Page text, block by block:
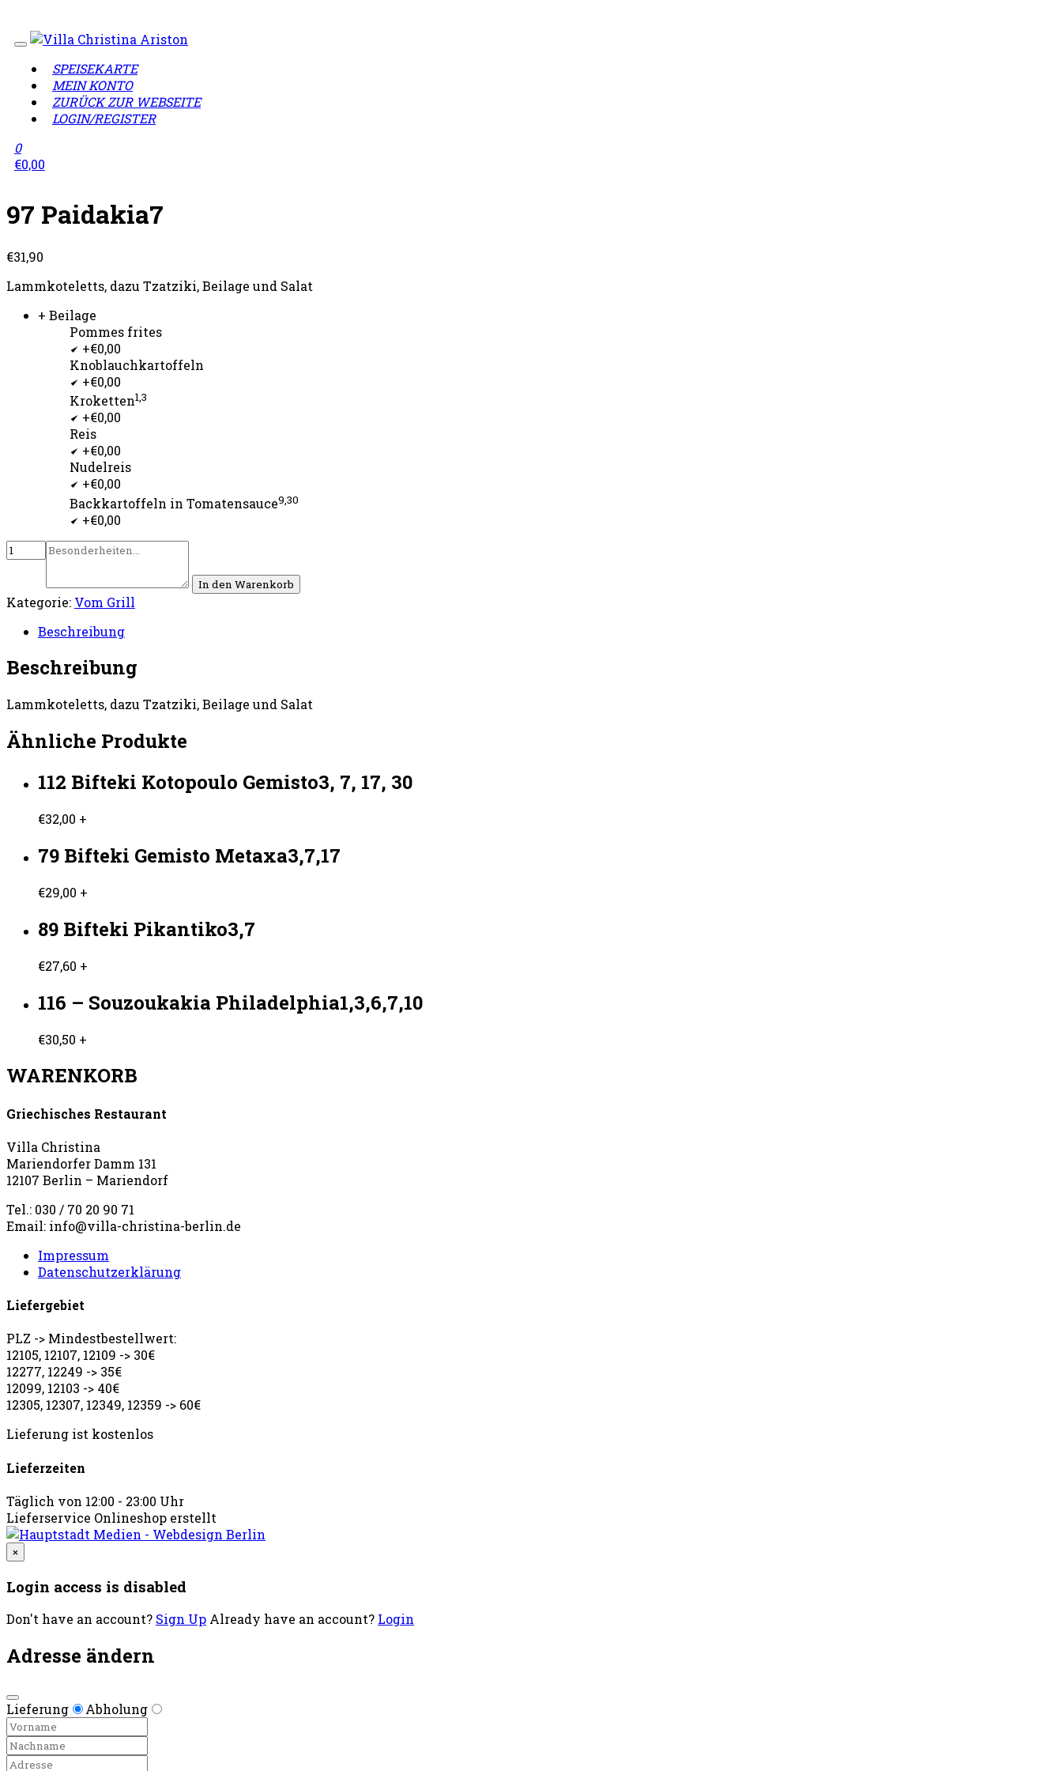
SPEISEKARTE
MEIN KONTO
ZURÜCK ZUR WEBSEITE
LOGIN/REGISTER
0
€0,00
97 Paidakia7
€31,90
Lammkoteletts, dazu Tzatziki, Beilage und Salat
+ Beilage
Pommes frites
+€0,00
Knoblauchkartoffeln
+€0,00
Kroketten1,3
+€0,00
Reis
+€0,00
Nudelreis
+€0,00
Backkartoffeln in Tomatensauce9,30
+€0,00
In den Warenkorb
Kategorie: Vom Grill
Beschreibung
Beschreibung
Lammkoteletts, dazu Tzatziki, Beilage und Salat
Ähnliche Produkte
112 Bifteki Kotopoulo Gemisto3, 7, 17, 30
€32,00 +
79 Bifteki Gemisto Metaxa3,7,17
€29,00 +
89 Bifteki Pikantiko3,7
€27,60 +
116 – Souzoukakia Philadelphia1,3,6,7,10
€30,50 +
WARENKORB
Griechisches Restaurant
Villa Christina
Mariendorfer Damm 131
12107 Berlin – Mariendorf
Tel.: 030 / 70 20 90 71
Email: info@villa-christina-berlin.de
Impressum
Datenschutzerklärung
Liefergebiet
PLZ -> Mindestbestellwert:
12105, 12107, 12109 -> 30€
12277, 12249 -> 35€
12099, 12103 -> 40€
12305, 12307, 12349, 12359 -> 60€
Lieferung ist kostenlos
Lieferzeiten
Täglich von 12:00 - 23:00 Uhr
Lieferservice Onlineshop erstellt
×
Login access is disabled
Don't have an account? Sign Up Already have an account? Login
Adresse ändern
Lieferung Abholung